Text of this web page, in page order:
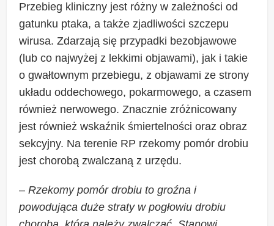
Przebieg kliniczny jest różny w zależności od
gatunku ptaka, a także zjadliwości szczepu
wirusa. Zdarzają się przypadki bezobjawowe
(lub co najwyżej z lekkimi objawami), jak i takie
o gwałtownym przebiegu, z objawami ze strony
układu oddechowego, pokarmowego, a czasem
również nerwowego. Znacznie zróżnicowany
jest również wskaźnik śmiertelności oraz obraz
sekcyjny. Na terenie RP rzekomy pomór drobiu
jest chorobą zwalczaną z urzędu.
–Rzekomy pomór drobiu to groźna i
powodująca duże straty w pogłowiu drobiu